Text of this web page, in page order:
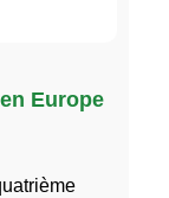
Europe